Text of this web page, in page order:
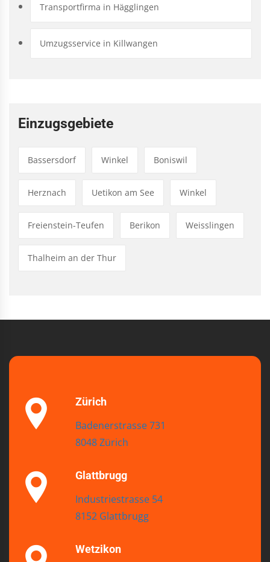
Transportfirma in Hägglingen
Umzugsservice in Killwangen
Einzugsgebiete
Bassersdorf Winkel Boniswil
Herznach Uetikon am See Winkel
Freienstein-Teufen Berikon Weisslingen
Thalheim an der Thur
Zürich
Badenerstrasse 731
8048 Zürich
Glattbrugg
Industriestrasse 54
8152 Glattbrugg
Wetzikon